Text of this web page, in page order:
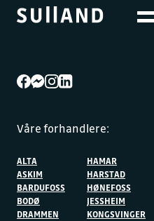
Våre forhandlere:
ALTA
ASKIM
BARDUFOSS
BODØ
DRAMMEN
HAMAR
HARSTAD
HØNEFOSS
JESSHEIM
KONGSVINGER